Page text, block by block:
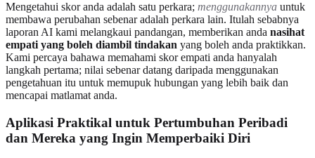
Mengetahui skor anda adalah satu perkara; menggunakannya untuk
membawa perubahan sebenar adalah perkara lain. Itulah sebabnya
laporan AI kami melangkaui pandangan, memberikan anda nasihat
empati yang boleh diambil tindakan yang boleh anda praktikkan.
Kami percaya bahawa memahami skor empati anda hanyalah
langkah pertama; nilai sebenar datang daripada menggunakan
pengetahuan itu untuk memupuk hubungan yang lebih baik dan
mencapai matlamat anda.
Aplikasi Praktikal untuk Pertumbuhan Peribadi
dan Mereka yang Ingin Memperbaiki Diri